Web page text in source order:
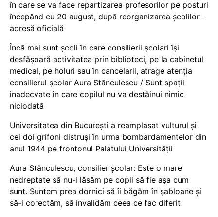
în care se va face repartizarea profesorilor pe posturi
începând cu 20 august, după reorganizarea școlilor –
adresă oficială
Încă mai sunt școli în care consilierii școlari își
desfășoară activitatea prin biblioteci, pe la cabinetul
medical, pe holuri sau în cancelarii, atrage atenția
consilierul școlar Aura Stănculescu / Sunt spații
inadecvate în care copilul nu va destăinui nimic
niciodată
Universitatea din București a reamplasat vulturul și
cei doi grifoni distruși în urma bombardamentelor din
anul 1944 pe frontonul Palatului Universității
Aura Stănculescu, consilier școlar: Este o mare
nedreptate să nu-i lăsăm pe copii să fie așa cum
sunt. Suntem prea dornici să îi băgăm în șabloane și
să-i corectăm, să invalidăm ceea ce fac diferit